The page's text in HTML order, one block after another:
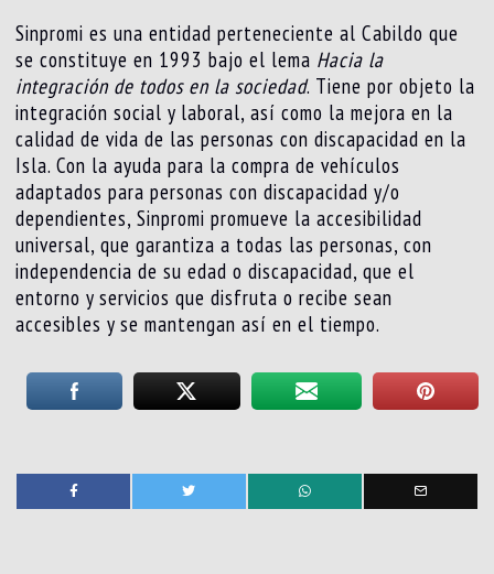
Sinpromi es una entidad perteneciente al Cabildo que
se constituye en 1993 bajo el lema Hacia la
integración de todos en la sociedad. Tiene por objeto la
integración social y laboral, así como la mejora en la
calidad de vida de las personas con discapacidad en la
Isla. Con la ayuda para la compra de vehículos
adaptados para personas con discapacidad y/o
dependientes, Sinpromi promueve la accesibilidad
universal, que garantiza a todas las personas, con
independencia de su edad o discapacidad, que el
entorno y servicios que disfruta o recibe sean
accesibles y se mantengan así en el tiempo.